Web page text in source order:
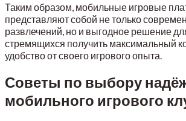
Таким образом, мобильные игровые
представляют собой не только
развлечений, но и выгодное решение
стремящихся получить максимальный
удобство от своего игрового опыта.
Советы по выбору
мобильного игрового